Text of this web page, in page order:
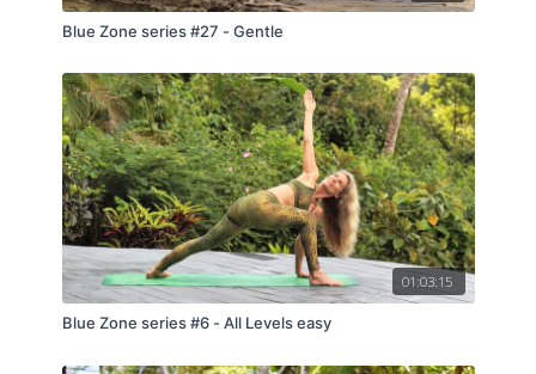
Blue Zone series #27 - Gentle
01:03:15
Blue Zone series #6 - All Levels easy